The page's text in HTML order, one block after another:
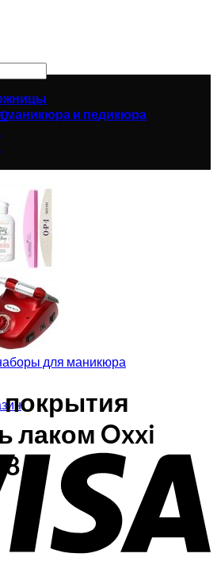
0
магазин
маникюра и педикюра
для маникюра
лаком Oxxi